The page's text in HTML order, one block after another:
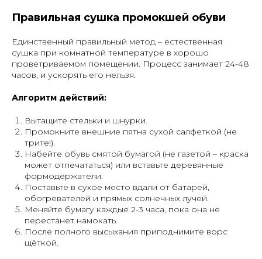
Правильная сушка промокшей обуви
Единственный правильный метод – естественная
сушка при комнатной температуре в хорошо
проветриваемом помещении. Процесс занимает 24-48
часов, и ускорять его нельзя.
Алгоритм действий:
Вытащите стельки и шнурки.
Промокните внешние пятна сухой салфеткой (не
трите!).
Набейте обувь смятой бумагой (не газетой – краска
может отпечататься) или вставьте деревянные
формодержатели.
Поставьте в сухое место вдали от батарей,
обогревателей и прямых солнечных лучей.
Меняйте бумагу каждые 2-3 часа, пока она не
перестанет намокать.
После полного высыхания приподнимите ворс
щёткой.